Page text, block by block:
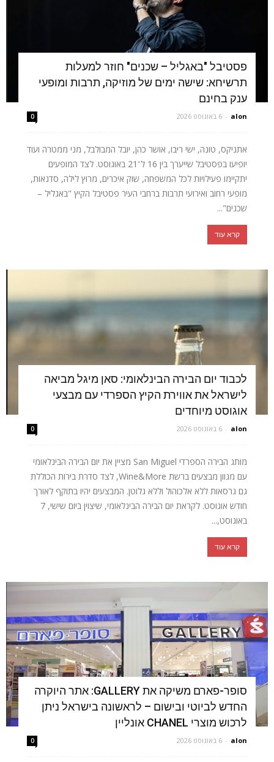
פסטיבל "באגליל – שכנים" חוזר למעלות
תרשיחא: שישה ימים של מוזיקה, תרבות ומופעי
ענק בחינם
alon
- 6 באוגוסט 2026 0
אתניקס, טונה, ישי ריבו, אושר כהן, יובל המבולבל, מני ממטרה ועוד
יופיעו בפסטיבל שייערך בין 16 ל־21 באוגוסט. לצד המופעים
יתקיימו פעילויות לכל המשפחה, שוק איכרים, מרוץ לילה, סדנאות,
מופעי רחוב ואירועי תרבות ברחבי העיר פסטיבל הקיץ "באגליל –
שכנים"...
קרא עוד
לכבוד יום הבירה הבינלאומי: סאן מיגל מביאה
לישראל את אווירת הקיץ הספרדי עם מבצעי
אוגוסט מיוחדים
alon
- 6 באוגוסט 2026 0
מותג הבירה הספרדי San Miguel מציין את יום הבירה הבינלאומי
עם מגוון מבצעים ברשת Wine&More, לצד סדרת בירות הכוללת
גם גרסאות ללא אלכוהול וללא גלוטן. המבצעים יהיו בתוקף לאורך
חודש אוגוסט. לקראת יום הבירה הבינלאומי, שיצוין ביום שישי, 7
באוגוסט,...
קרא עוד
סופר-פארם משיקה את GALLERY: אתר היוקרה
החדש לביוטי ובישום – לראשונה בישראל ניתן
לרכוש מוצרי CHANEL אונליין
alon
- 6 באוגוסט 2026 0